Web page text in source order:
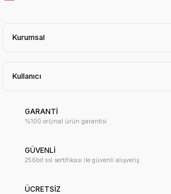
Kurumsal
Kullanıcı
GARANTİ
%100 orijinal ürün garantisi
GÜVENLİ
256bit ssl sertifikası ile güvenli alışveriş
ÜCRETSİZ